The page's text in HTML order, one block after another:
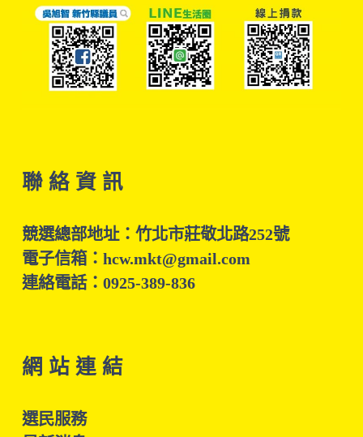
聯 絡 資 訊
競選總部地址：竹北市莊敬北路252號
電子信箱：hcw.mkt@gmail.com
連絡電話：0925-389-836
網 站 連 結
選民服務